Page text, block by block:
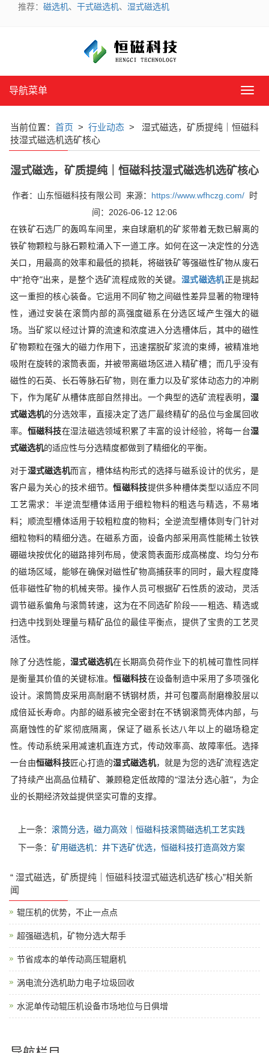
推荐： 磁选机、 干式磁选机、 湿式磁选机
导
单
导航菜单
当前位置： 首页 > 行业动态 > 湿式磁选，矿质提纯｜恒磁科
技湿式磁选机选矿核心
湿式磁选，矿质提纯｜恒磁科技湿式磁选机选矿核心
作者：山东恒磁科技有限公司 来源： https://www.wfhczg.com/时
间：2026-06-12 12:06
在铁矿石选厂的轰鸣车间里，来自球磨机的矿浆带着无数已解离的
铁矿物颗粒与脉石颗粒涌入下一道工序。如何在这一决定性的分选
关口，用最高的效率和最低的损耗，将磁铁矿等强磁性矿物从废石
中“抢夺”出来，是整个选矿流程成败的关键。 湿式磁选机正是挑起
这一重担的核心装备。它运用不同矿物之间磁性差异显著的物理特
性，通过安装在滚筒内部的高强度磁系在分选区域产生强大的磁
场。当矿浆以经过计算的流速和浓度进入分选槽体后，其中的磁性
矿物颗粒在强大的磁力作用下，迅速摆脱矿浆流的束缚，被精准地
吸附在旋转的滚筒表面，并被带离磁场区进入精矿槽；而几乎没有
磁性的石英、长石等脉石矿物，则在重力以及矿浆体动态力的冲刷
下，作为尾矿从槽体底部自然排出。一个典型的选矿流程表明， 湿
式磁选机的分选效率，直接决定了选厂最终精矿的品位与金属回收
率。 恒磁科技在湿法磁选领域积累了丰富的设计经验，将每一台湿
式磁选机的适应性与分选精度都做到了精细化的平衡。
对于湿式磁选机而言，槽体结构形式的选择与磁系设计的优劣，是
客户最为关心的技术细节。恒磁科技提供多种槽体类型以适应不同
工艺需求：半逆流型槽体适用于细粒物料的粗选与精选，不易堵
料；顺流型槽体适用于较粗粒度的物料；全逆流型槽体则专门针对
细粒物料的精细分选。在磁系方面，设备内部采用高性能稀土钕铁
硼磁块按优化的磁路排列布局，使滚筒表面形成高梯度、均匀分布
的磁场区域，能够在确保对磁性矿物高捕获率的同时，最大程度降
低非磁性矿物的机械夹带。操作人员可根据矿石性质的波动，灵活
调节磁系偏角与滚筒转速，这为在不同选矿阶段——粗选、精选或
扫选中找到处理量与精矿品位的最佳平衡点，提供了宝贵的工艺灵
活性。
除了分选性能， 湿式磁选机在长期高负荷作业下的机械可靠性同样
是衡量其价值的关键标准。恒磁科技在设备制造中采用了多项强化
设计。滚筒筒皮采用高耐磨不锈钢材质，并可包覆高耐磨橡胶层以
成倍延长寿命。内部的磁系被完全密封在不锈钢滚筒壳体内部，与
高磨蚀性的矿浆彻底隔离，保证了磁系长达八年以上的磁场稳定
性。传动系统采用减速机直连方式，传动效率高、故障率低。选择
一台由恒磁科技匠心打造的湿式磁选机，就是为您的选矿流程选定
了持续产出高品位精矿、兼顾稳定低故障的“湿法分选心脏”，为企
业的长期经济效益提供坚实可靠的支撑。
上一条： 滚筒分选，磁力高效｜恒磁科技滚筒磁选机工艺实践
下一条： 矿用磁选机：井下选矿优选，恒磁科技打造高效方案
“ 湿式磁选，矿质提纯｜恒磁科技湿式磁选机选矿核心”相关新
闻
辊压机的优势，不止一点点
超强磁选机，矿物分选大帮手
节省成本的单传动高压辊磨机
涡电流分选机助力电子垃圾回收
水泥单传动辊压机设备市场地位与日俱增